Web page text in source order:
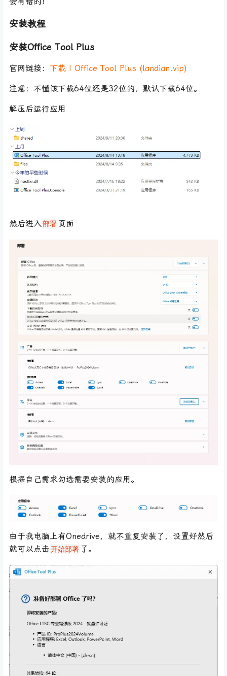
安装教程
安装Office Tool Plus
官网链接： 下载 | Office Tool Plus (landian.vip)
注意：不懂该下载64位还是32位的，默认下载64位。
解压后运行应用
然后进入部署 页面
根据自己需求勾选需要安装的应用。
由于我电脑上有Onedrive，就不重复安装了，设置好然后
就可以点击开始部署 了。